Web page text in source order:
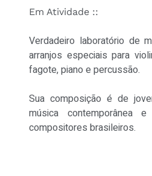
Em Atividade ::
Verdadeiro laboratório de
arranjos especiais para
fagote, piano e percussão.
Sua composição é de
música contemporânea
compositores brasileiros.